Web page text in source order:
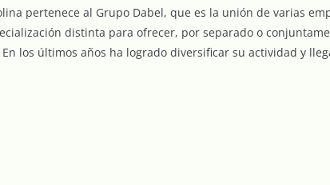
pertenece al Grupo Dabel, que es la unión de varias
distinta para ofrecer, por separado o
los últimos años ha logrado diversificar su actividad y